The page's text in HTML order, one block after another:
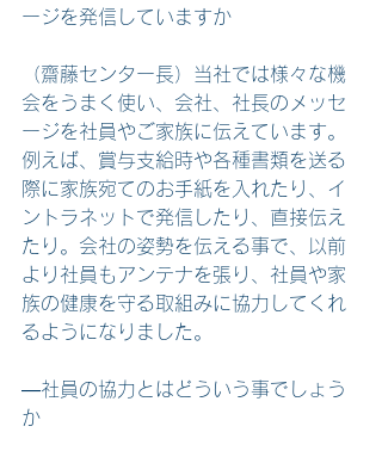
ージを発信していますか
（齋藤センター長）当社では様々な機
会をうまく使い、会社、社長のメッセ
ージを社員やご家族に伝えています。
例えば、賞与支給時や各種書類を送る
際に家族宛てのお手紙を入れたり、イ
ントラネットで発信したり、直接伝え
たり。会社の姿勢を伝える事で、以前
より社員もアンテナを張り、社員や家
族の健康を守る取組みに協力してくれ
るようになりました。
―社員の協力とはどういう事でしょう
か